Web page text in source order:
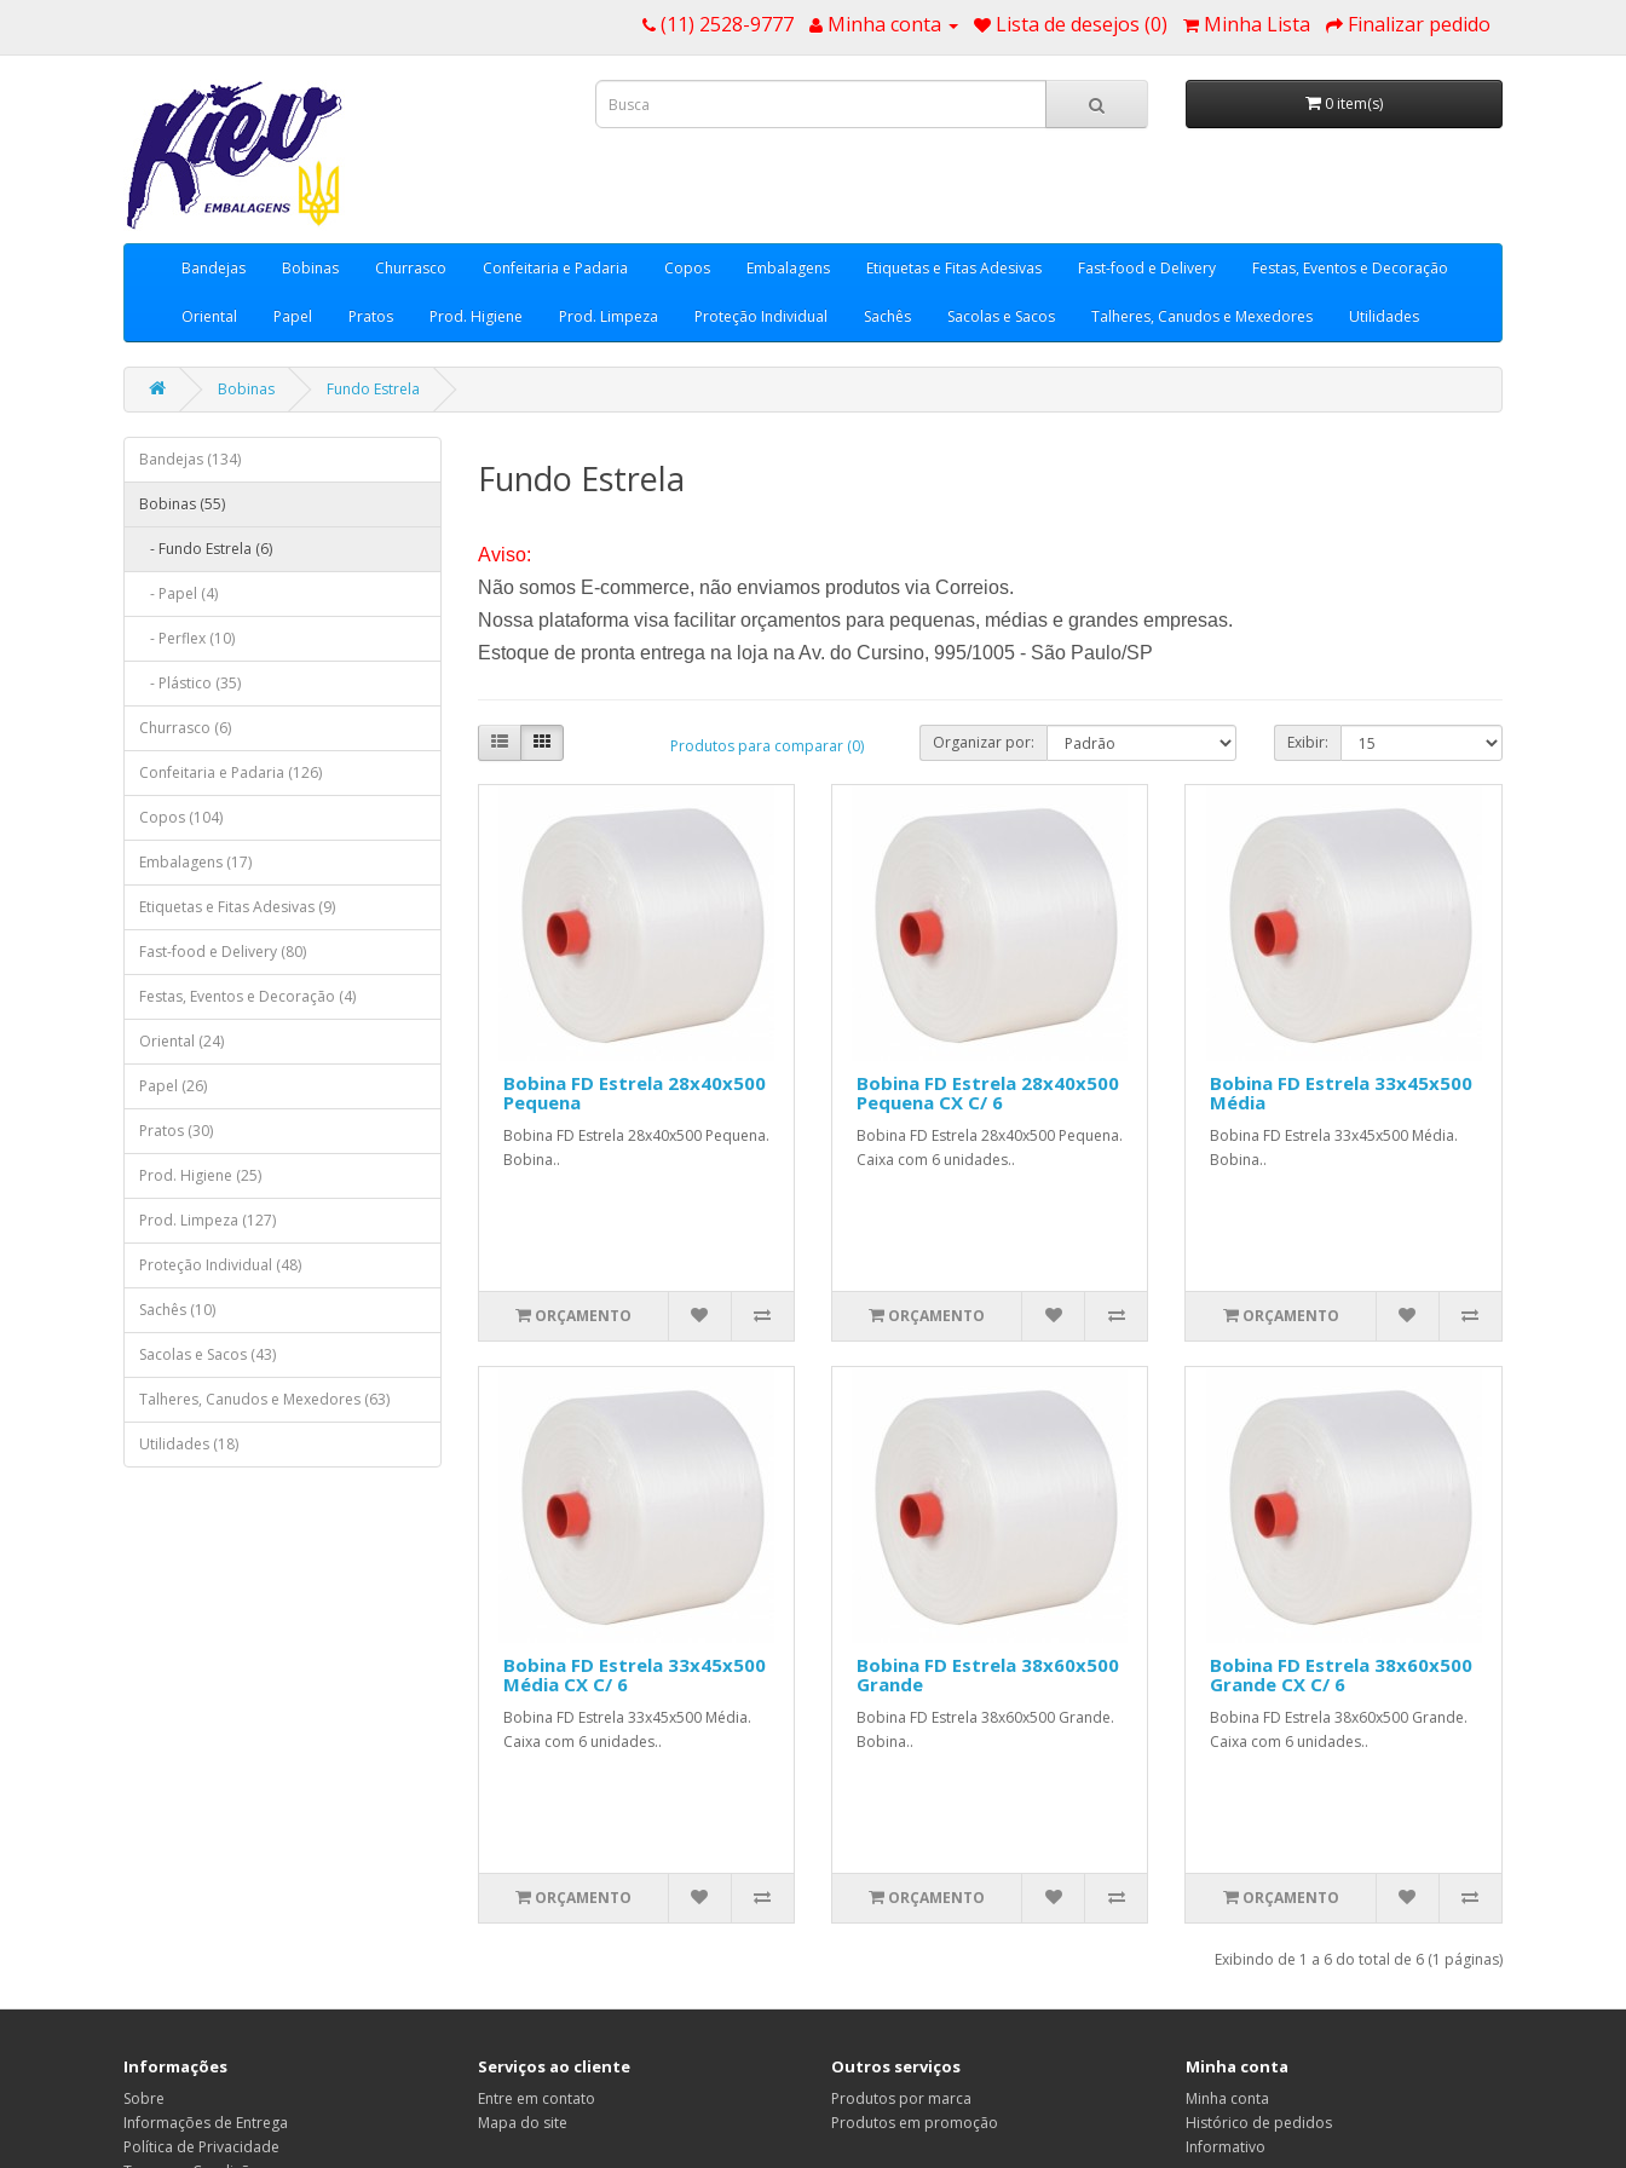
(11) 2528-9777 Minha conta Lista de desejos (0) Minha Lista Finalizar pedido
0 item(s)
Bandejas Bobinas Churrasco Confeitaria e Padaria Copos Embalagens Etiquetas e Fitas Adesivas Fast-food e Delivery Festas, Eventos e Decoração
Oriental Papel Pratos Prod. Higiene Prod. Limpeza Proteção Individual Sachês Sacolas e Sacos Talheres, Canudos e Mexedores Utilidades
Bobinas Fundo Estrela
Bandejas (134)
Bobinas (55)
- Fundo Estrela (6)
- Papel (4)
- Perflex (10)
- Plástico (35)
Churrasco (6)
Confeitaria e Padaria (126)
Copos (104)
Embalagens (17)
Etiquetas e Fitas Adesivas (9)
Fast-food e Delivery (80)
Festas, Eventos e Decoração (4)
Oriental (24)
Papel (26)
Pratos (30)
Prod. Higiene (25)
Prod. Limpeza (127)
Proteção Individual (48)
Sachês (10)
Sacolas e Sacos (43)
Talheres, Canudos e Mexedores (63)
Utilidades (18)
Fundo Estrela
Aviso:
Não somos E-commerce, não enviamos produtos via Correios.
Nossa plataforma visa facilitar orçamentos para pequenas, médias e grandes empresas.
Estoque de pronta entrega na loja na Av. do Cursino, 995/1005 - São Paulo/SP
Produtos para comparar (0) Organizar por: Exibir:
Bobina FD Estrela 28x40x500
Pequena
Bobina FD Estrela 28x40x500 Pequena.
Bobina..
ORÇAMENTO
Bobina FD Estrela 28x40x500
Pequena CX C/ 6
Bobina FD Estrela 28x40x500 Pequena.
Caixa com 6 unidades..
ORÇAMENTO
Bobina FD Estrela 33x45x500
Média
Bobina FD Estrela 33x45x500 Média.
Bobina..
ORÇAMENTO
Bobina FD Estrela 33x45x500
Média CX C/ 6
Bobina FD Estrela 33x45x500 Média.
Caixa com 6 unidades..
ORÇAMENTO
Bobina FD Estrela 38x60x500
Grande
Bobina FD Estrela 38x60x500 Grande.
Bobina..
ORÇAMENTO
Bobina FD Estrela 38x60x500
Grande CX C/ 6
Bobina FD Estrela 38x60x500 Grande.
Caixa com 6 unidades..
ORÇAMENTO
Exibindo de 1 a 6 do total de 6 (1 páginas)
Informações
Sobre
Informações de Entrega
Política de Privacidade
Serviços ao cliente
Entre em contato
Mapa do site
Outros serviços
Produtos por marca
Produtos em promoção
Minha conta
Minha conta
Histórico de pedidos
Informativo